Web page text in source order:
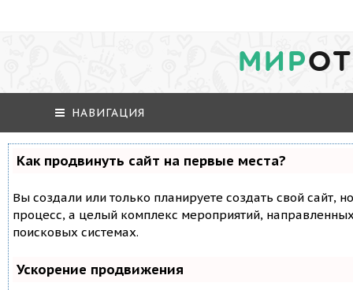
МИР
НАВИГАЦИЯ
Как продвинуть сайт на первые места?
Вы создали или только планируете создать свой сайт,
процесс, а целый комплекс мероприятий,
поисковых системах.
Ускорение продвижения